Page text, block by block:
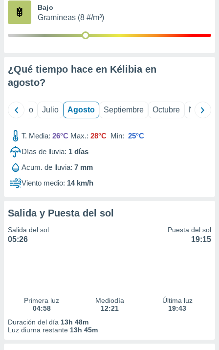
publicidad
1199
Bajo
Gramíneas (8 #/m³)
¿Qué tiempo hace en Kélibia en
agosto?
Junio Julio Agosto Septiembre Octubre
T. Media: 26°C Max.: 28°C Min: 25°C
Días de lluvia: 1 días
Acum. de lluvia: 7 mm
Viento medio: 14 km/h
Salida y Puesta del sol
Salida del sol
05:26
Puesta del sol
19:15
Primera luz
04:58
Mediodía
12:21
Última luz
19:43
Duración del día 13h 48m
Luz diurna restante 13h 45m